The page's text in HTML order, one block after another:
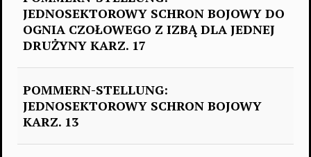
JEDNOSEKTOROWY SCHRON BOJOWY DO
OGNIA CZOŁOWEGO Z IZBĄ DLA JEDNEJ
DRUŻYNY KARZ. 17
POMMERN-STELLUNG:
JEDNOSEKTOROWY SCHRON BOJOWY
KARZ. 13